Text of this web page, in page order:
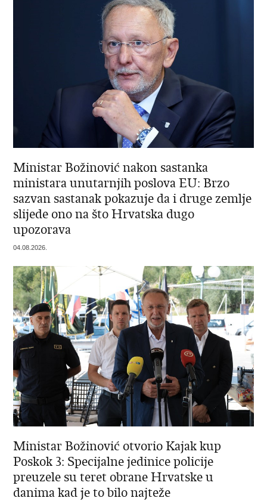
Ministar Božinović nakon sastanka
ministara unutarnjih poslova EU: Brzo
sazvan sastanak pokazuje da i druge zemlje
slijede ono na što Hrvatska dugo
upozorava
04.08.2026.
Ministar Božinović otvorio Kajak kup
Poskok 3: Specijalne jedinice policije
preuzele su teret obrane Hrvatske u
danima kad je to bilo najteže